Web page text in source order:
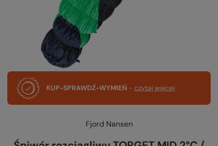
KUP-SPRAWDŹ-WYMIEŃ - czytaj więcej
Fjord Nansen